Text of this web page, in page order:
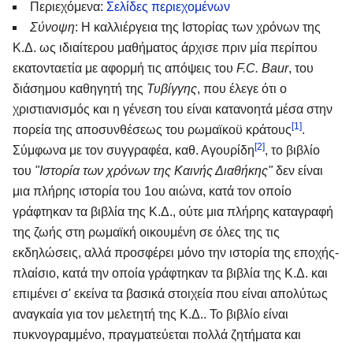
Περιεχόμενα: Σελίδες περιεχομένων
Σύνοψη: Η καλλιέργεια της Ιστορίας των χρόνων της
Κ.Δ. ως ιδιαίτερου μαθήματος άρχισε πριν μία περίπου
εκατονταετία με αφορμή τις απόψεις του F.C. Baur, του
διάσημου καθηγητή της Τυβίγγης, που έλεγε ότι ο
χριστιανισμός και η γένεση του είναι κατανοητά μέσα στην
πορεία της αποσυνθέσεως του ρωμαϊκοϋ κράτους[1].
Σύμφωνα με τον συγγραφέα, καθ. Αγουρίδη[2], το βιβλίο
του "Ιστορία των χρόνων της Καινής Διαθήκης"δεν είναι
μια πλήρης ιστορία του 1ου αιώνα, κατά τον οποίο
γράφτηκαν τα βιβλία της Κ.Δ., ούτε μια πλήρης καταγραφή
της ζωής στη ρωμαϊκή οικουμένη σε όλες της τις
εκδηλώσεις, αλλά προσφέρει μόνο την ιστορία της εποχής-
πλαίσιο, κατά την οποία γράφτηκαν τα βιβλία της Κ.Δ. και
επιμένει σ' εκείνα τα βασικά στοιχεία που είναι απολύτως
αναγκαία για τον μελετητή της Κ.Δ.. Το βιβλίο είναι
πυκνογραμμένο, πραγματεύεται πολλά ζητήματα και